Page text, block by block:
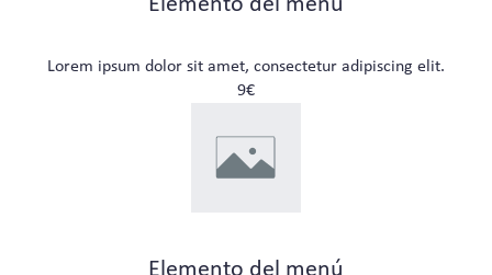
Lorem ipsum dolor sit amet, consectetur adipiscing elit.
9€
Elemento del menú